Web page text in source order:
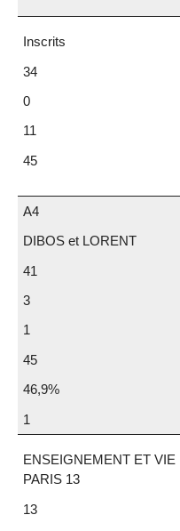
Inscrits
34
0
11
45
A4
DIBOS et LORENT
41
3
1
45
46,9%
1
ENSEIGNEMENT ET
PARIS 13
13